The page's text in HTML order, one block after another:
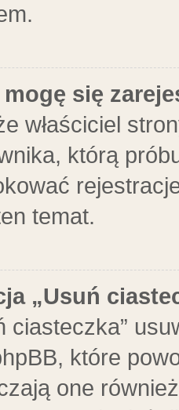
się
właściciel
którą
temat.
„Usuń
ciasteczka”
które
one